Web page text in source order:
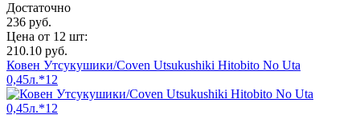
Достаточно
236 руб.
Цена от 12 шт:
210.10 руб.
Ковен Утсукушики/Coven Utsukushiki Hitobito No Uta
0,45л.*12